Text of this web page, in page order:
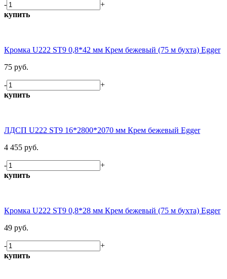
-
+
купить
Кромка U222 ST9 0,8*42 мм Крем бежевый (75 м бухта) Egger
75 руб.
-
+
купить
ЛДСП U222 ST9 16*2800*2070 мм Крем бежевый Egger
4 455 руб.
-
+
купить
Кромка U222 ST9 0,8*28 мм Крем бежевый (75 м бухта) Egger
49 руб.
-
+
купить